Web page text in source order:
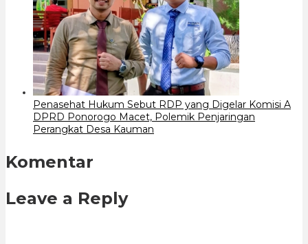
Penasehat Hukum Sebut RDP yang Digelar Komisi A
DPRD Ponorogo Macet, Polemik Penjaringan
Perangkat Desa Kauman
Komentar
Leave a Reply